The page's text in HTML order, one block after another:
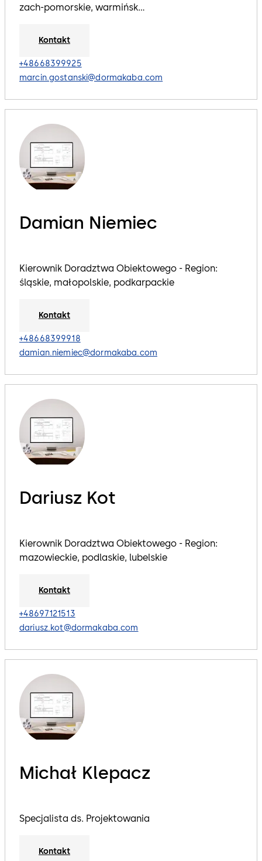
zach-pomorskie, warmińsk...
Kontakt
+48668399925
marcin.gostanski@dormakaba.com
Damian Niemiec
Kierownik Doradztwa Obiektowego - Region:
śląskie, małopolskie, podkarpackie
Kontakt
+48668399918
damian.niemiec@dormakaba.com
Dariusz Kot
Kierownik Doradztwa Obiektowego - Region:
mazowieckie, podlaskie, lubelskie
Kontakt
+48697121513
dariusz.kot@dormakaba.com
Michał Klepacz
Specjalista ds. Projektowania
Kontakt